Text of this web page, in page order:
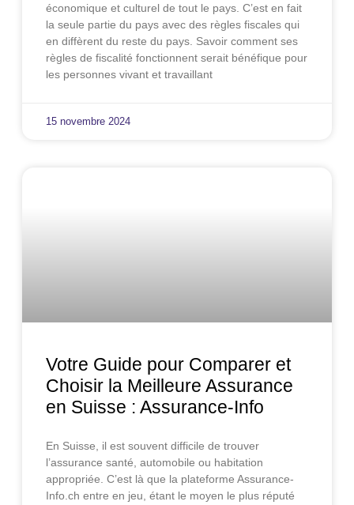
économique et culturel de tout le pays. C’est en fait
la seule partie du pays avec des règles fiscales qui
en diffèrent du reste du pays. Savoir comment ses
règles de fiscalité fonctionnent serait bénéfique pour
les personnes vivant et travaillant
15 novembre 2024
Votre Guide pour Comparer et
Choisir la Meilleure Assurance
en Suisse : Assurance-Info
En Suisse, il est souvent difficile de trouver
l’assurance santé, automobile ou habitation
appropriée. C’est là que la plateforme Assurance-
Info.ch entre en jeu, étant le moyen le plus réputé